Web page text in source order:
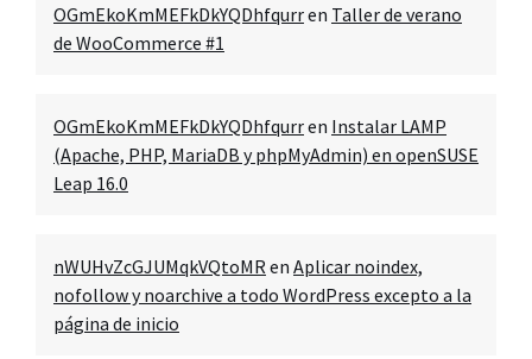
OGmEkoKmMEFkDkYQDhfqurren Taller de verano
de WooCommerce #1
OGmEkoKmMEFkDkYQDhfqurren Instalar LAMP
(Apache, PHP, MariaDB y phpMyAdmin) en openSUSE
Leap 16.0
nWUHvZcGJUMqkVQtoMR en Aplicar noindex,
nofollow y noarchive a todo WordPress excepto a la
página de inicio